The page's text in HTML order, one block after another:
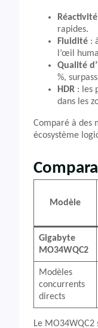
Réactivité
rapides.
Fluidité :
l’œil
Qualité
%,
HDR : les
dans les
Comparé à des
écosystème
Modèle
Gigabyte
MO34WQC2
Modèles
concurrents
directs
Le